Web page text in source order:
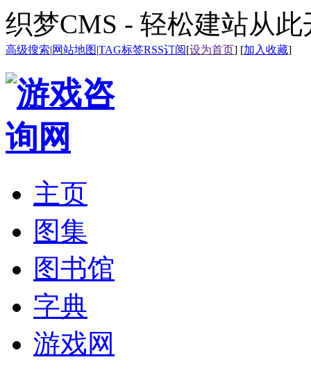
织梦CMS - 轻松建站从此
高级搜索|网站地图|TAG标签RSS订阅[设为首页] [加入收藏]
主页
图集
图书馆
字典
游戏网